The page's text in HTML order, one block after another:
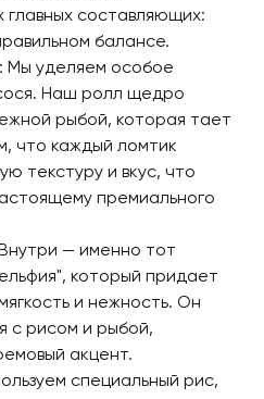
составляющих:
балансе.
Мы уделяем особое
Наш ролл щедро
рыбой, которая тает
что каждый ломтик
текстуру и вкус, что
премиального
— именно тот
который придает
и нежность. Он
с рисом и рыбой,
акцент.
специальный рис,